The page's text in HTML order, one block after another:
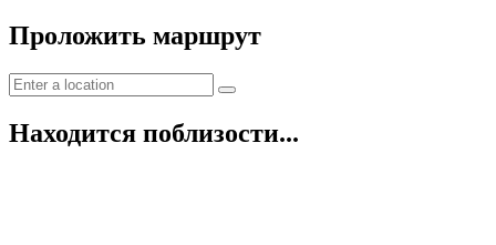
Проложить маршрут
Находится поблизости...